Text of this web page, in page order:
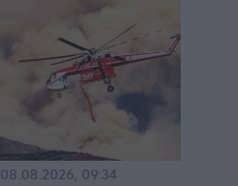
08.08.2026, 09:34